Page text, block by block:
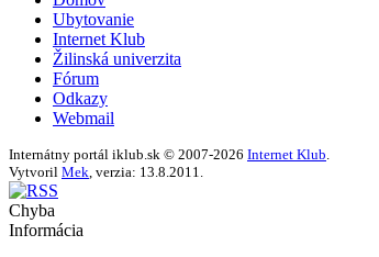
Ubytovanie
Internet Klub
Žilinská univerzita
Fórum
Odkazy
Webmail
Internátny portál iklub.sk © 2007-2026 Internet Klub
Vytvoril Mek , verzia: 13.8.2011.
Chyba
Informácia